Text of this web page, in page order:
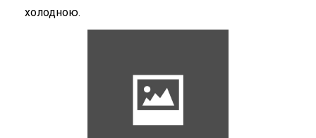
холодною.